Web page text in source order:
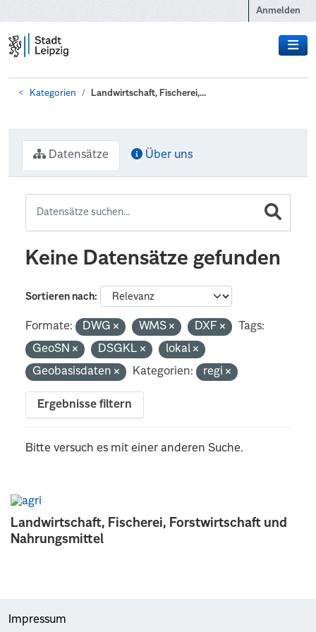
Anmelden
Kategorien Landwirtschaft, Fischerei,...
Landwirtschaft, Fischerei, Forstwirtschaft und
Nahrungsmittel
Datensätze Über uns
Keine Datensätze gefunden
Sortieren nach
Formate: DWG WMS DXF
Tags:
GeoSN
DSGKL
lokal
Geobasisdaten
Kategorien: regi
Ergebnisse filtern
Bitte versuch es mit einer anderen Suche.
Impressum